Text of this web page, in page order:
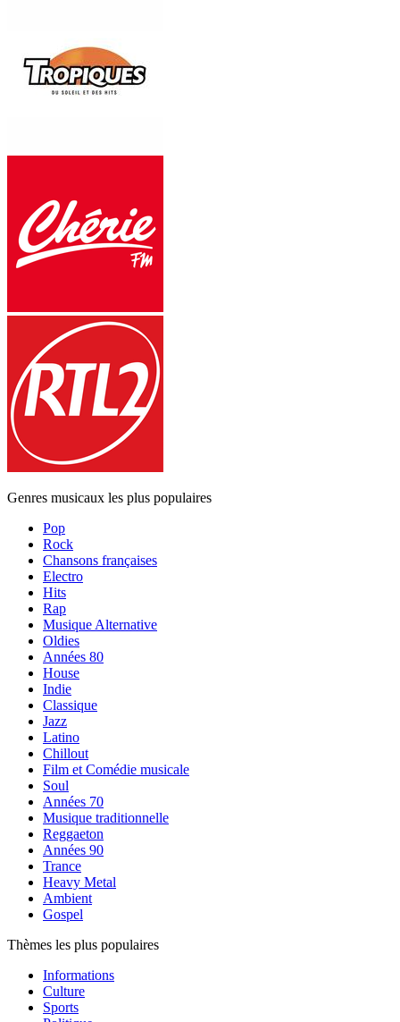
Genres musicaux les plus populaires
Pop
Rock
Chansons françaises
Electro
Hits
Rap
Musique Alternative
Oldies
Années 80
House
Indie
Classique
Jazz
Latino
Chillout
Film et Comédie musicale
Soul
Années 70
Musique traditionnelle
Reggaeton
Années 90
Trance
Heavy Metal
Ambient
Gospel
Thèmes les plus populaires
Informations
Culture
Sports